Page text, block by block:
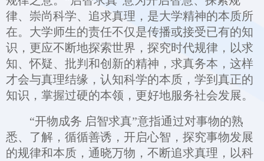
律、崇尚科学、追求真理，是大学精神的本质所
在。大学师生的责任不仅是传播或接受已有的知
识，更应不断地探索世界，探究时代规律，以求
知、怀疑、批判和创新的精神，求真务本，这样
才会与真理结缘，认知科学的本质，学到真正的
知识，掌握过硬的本领，更好地服务社会发展。
“开物成务 启智求真”意指通过对事物的熟
悉、了解，循循善诱，开启心智，探究事物发展
的规律和本质，通晓万物，不断追求真理，以科